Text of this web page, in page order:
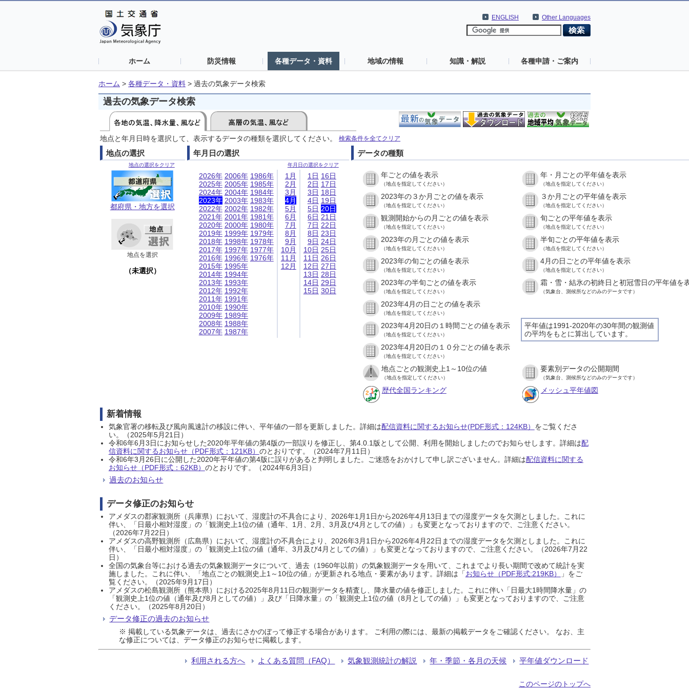
Other Languages
ENGLISH
ホーム 防災情報 各種データ・資料 地域の情報 知識・解説 各種申請・ご案内
ホーム > 各種データ・資料 > 過去の気象データ検索
過去の気象データ検索
地点と年月日時を選択して、表示するデータの種類を選択してください。 検索条件を全てクリア
地点の選択
地点の選択をクリア
都府県・地方を選択
地点を選択
（未選択）
年月日の選択
年月日の選択をクリア
2026年
2025年
2024年
2023年
2022年
2021年
2020年
2019年
2018年
2017年
2016年
2015年
2014年
2013年
2012年
2011年
2010年
2009年
2008年
2007年
2006年
2005年
2004年
2003年
2002年
2001年
2000年
1999年
1998年
1997年
1996年
1995年
1994年
1993年
1992年
1991年
1990年
1989年
1988年
1987年
1986年
1985年
1984年
1983年
1982年
1981年
1980年
1979年
1978年
1977年
1976年
1月
2月
3月
4月
5月
6月
7月
8月
9月
10月
11月
12月
1日
2日
3日
4日
5日
6日
7日
8日
9日
10日
11日
12日
13日
14日
15日
16日
17日
18日
19日
20日
21日
22日
23日
24日
25日
26日
27日
28日
29日
30日
データの種類
年ごとの値を表示
（地点を指定してください）
年・月ごとの平年値を表示
（地点を指定してください）
2023年の３か月ごとの値を表示
（地点を指定してください）
３か月ごとの平年値を表示
（地点を指定してください）
観測開始からの月ごとの値を表示
（地点を指定してください）
旬ごとの平年値を表示
（地点を指定してください）
2023年の月ごとの値を表示
（地点を指定してください）
半旬ごとの平年値を表示
（地点を指定してください）
2023年の旬ごとの値を表示
（地点を指定してください）
4月の日ごとの平年値を表示
（地点を指定してください）
2023年の半旬ごとの値を表示
（地点を指定してください）
霜・雪・結氷の初終日と初冠雪日の平年値を
（気象台、測候所などのみのデータです）
2023年4月の日ごとの値を表示
（地点を指定してください）
平年値は1991-2020年の30年間の観測値
の平均をもとに算出しています。
2023年4月20日の１時間ごとの値を表示
（地点を指定してください）
2023年4月20日の１０分ごとの値を表示
（地点を指定してください）
地点ごとの観測史上1～10位の値
（地点を指定してください）
要素別データの公開期間
（気象台、測候所などのみのデータです）
歴代全国ランキング メッシュ平年値図
新着情報
気象官署の移転及び風向風速計の移設に伴い、平年値の一部を更新しました。詳細は配信資料に関するお知らせ(PDF形式：124KB） をご覧くださ
い。（2025年5月21日）
令和6年6月3日にお知らせした2020年平年値の第4版の一部誤りを修正し、第4.0.1版として公開、利用を開始しましたのでお知らせします。詳細は配
信資料に関するお知らせ（PDF形式：121KB） のとおりです。（2024年7月11日）
令和6年3月26日に公開した2020年平年値の第4版に誤りがあると判明しました。ご迷惑をおかけして申し訳ございません。詳細は配信資料に関する
お知らせ（PDF形式：62KB） のとおりです。（2024年6月3日）
過去のお知らせ
データ修正のお知らせ
アメダスの郡家観測所（兵庫県）において、湿度計の不具合により、2026年1月1日から2026年4月13日までの湿度データを欠測としました。これに
伴い、「日最小相対湿度」の「観測史上1位の値（通年、1月、2月、3月及び4月としての値）」も変更となっておりますので、ご注意ください。
（2026年7月22日）
アメダスの高野観測所（広島県）において、湿度計の不具合により、2026年3月1日から2026年4月22日までの湿度データを欠測としました。これに
伴い、「日最小相対湿度」の「観測史上1位の値（通年、3月及び4月としての値）」も変更となっておりますので、ご注意ください。（2026年7月22
日）
全国の気象台等における過去の気象観測データについて、過去（1960年以前）の気象観測データを用いて、これまでより長い期間で改めて統計を実
施しました。これに伴い、「地点ごとの観測史上1～10位の値」が更新される地点・要素があります。詳細は「お知らせ（PDF形式:219KB）
」をご
覧ください。（2025年9月17日）
アメダスの松島観測所（熊本県）における2025年8月11日の観測データを精査し、降水量の値を修正しました。これに伴い「日最大1時間降水量」の
「観測史上1位の値（通年及び8月としての値）」及び「日降水量」の「観測史上1位の値（8月としての値）」も変更となっておりますので、ご注意
ください。（2025年8月20日）
データ修正の過去のお知らせ
※ 掲載している気象データは、過去にさかのぼって修正する場合があります。 ご利用の際には、最新の掲載データをご確認ください。 なお、主
な修正については、データ修正のお知らせに掲載します。
利用される方へ よくある質問（FAQ） 気象観測統計の解説 年・季節・各月の天候 平年値ダウンロード
このページのトップへ